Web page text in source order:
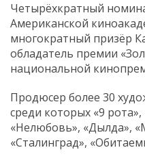
Четырёхкратный
Американской
многократный призёр
обладатель премии
национальной
Продюсер более 30
среди которых «9
«Нелюбовь», «Дылда»,
«Сталинград»,